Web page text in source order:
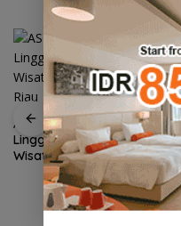
ASPPI DPD Kepri Dorong
Lingga Menjadi Destinasi
Wisata Unggulan Kepulauan